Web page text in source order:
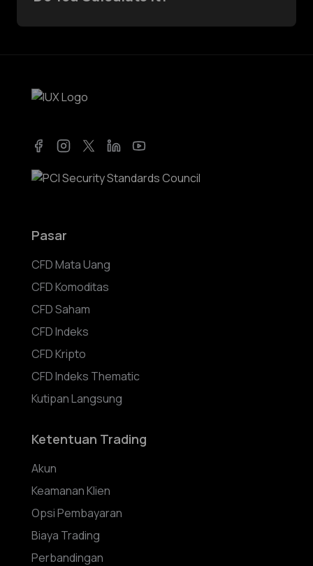
Pasar
CFD Mata Uang
CFD Komoditas
CFD Saham
CFD Indeks
CFD Kripto
CFD Indeks Thematic
Kutipan Langsung
Ketentuan Trading
Akun
Keamanan Klien
Opsi Pembayaran
Biaya Trading
Perbandingan